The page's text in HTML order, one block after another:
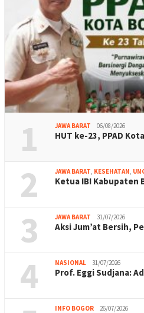
1 JAWA BARAT 06/08/2026
HUT ke-23, PPAD
2 JAWA BARAT, KESEHATAN,
Ketua IBI Kabupaten
3 JAWA BARAT 31/07/2026
Aksi Jum’at Bersih,
4 NASIONAL 31/07/2026
Prof. Eggi Sudjana:
INFO BOGOR 26/07/2026